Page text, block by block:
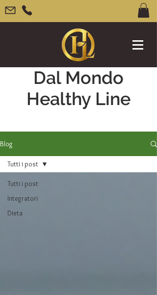
Dal Mondo
Healthy Line
Blog
Tutti i post
Integratori
Dieta
Tutti i post